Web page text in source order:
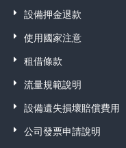
設備押金退款
使用國家注意
租借條款
流量規範說明
設備遺失損壞賠償費用
公司發票申請說明